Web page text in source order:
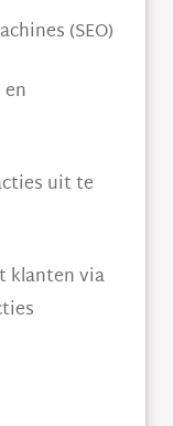
(SEO)
uit te
klanten via